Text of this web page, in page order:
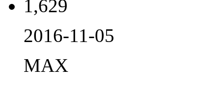
1,629
2016-11-05
MAX